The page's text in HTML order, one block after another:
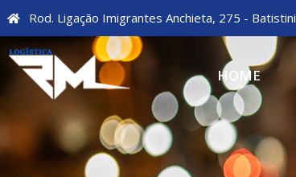
Rod. Ligação Imigrantes Anchieta, 275 - Batistini
HOME